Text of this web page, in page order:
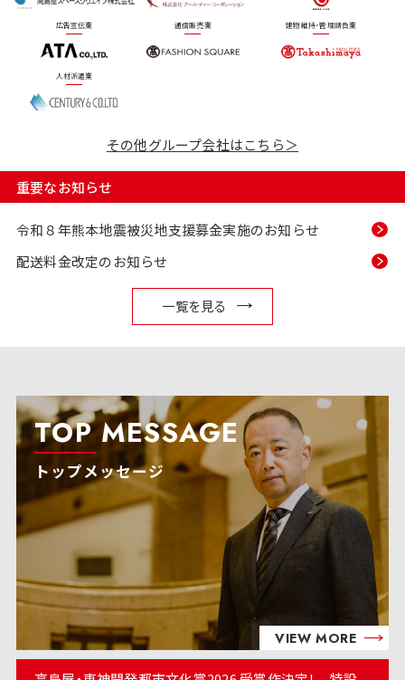
広告宣伝業 通信販売業 建物維持・管理請負業
人材派遣業
その他グループ会社はこちら＞
重要なお知らせ
令和８年熊本地震被災地支援募金実施のお知らせ
配送料金改定のお知らせ
一覧を見る
TOP MESSAGE
トップメッセージ
VIEW MORE